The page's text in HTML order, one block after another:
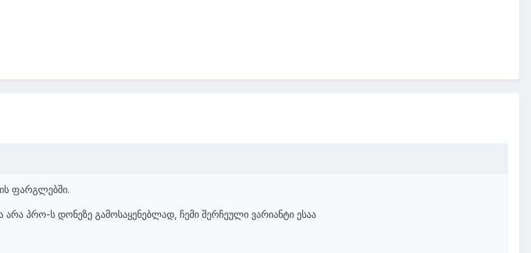
ფარგლებში.
პრო-ს დონეზე გამოსაყენებლად, ჩემი შერჩეული ვარიანტი ესაა